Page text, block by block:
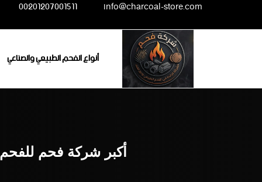
content
info@charcoal-store.com
00201207001511
أنواع الفحم الطبيعي والصناعي
أكبر شركة فحم